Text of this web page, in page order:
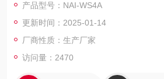
在某一恒定温度条件下的运动粘度。石
仪
产品型号：NAI-WS4A
更新时间：2025-01-14
厂商性质：生产厂家
访问量：2470